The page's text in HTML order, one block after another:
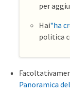
per
Hai"ha
politica
Panoramica